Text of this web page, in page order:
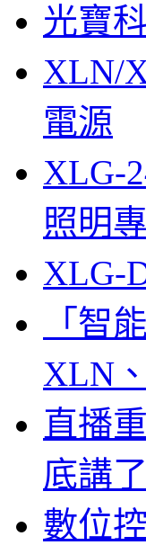
光寶
XLN/
電源
XLG-
照明
XLG-
「智
XLN
直播
底講
數位